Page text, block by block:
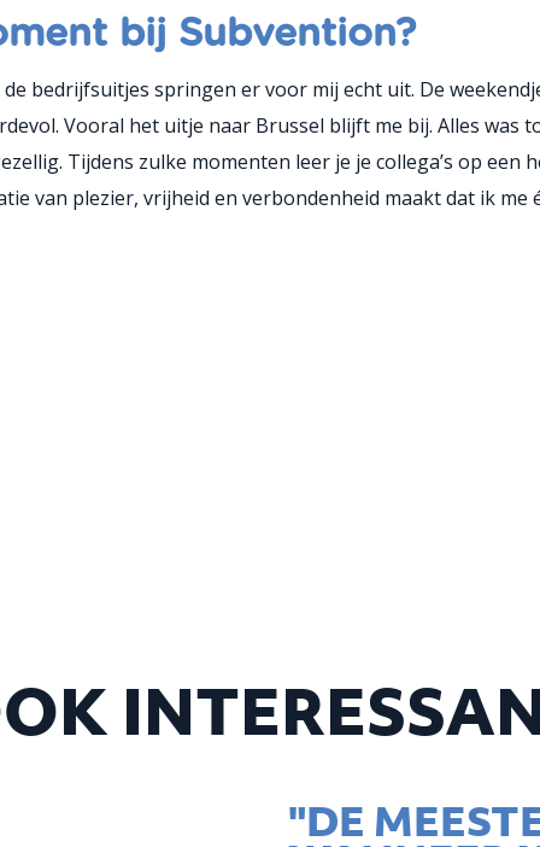
bij Subvention?
bedrijfsuitjes springen er voor mij echt uit. De
Vooral het uitje naar Brussel blijft me bij. Alles was
Tijdens zulke momenten leer je je collega’s op een
van plezier, vrijheid en verbondenheid maakt dat ik me
"DE